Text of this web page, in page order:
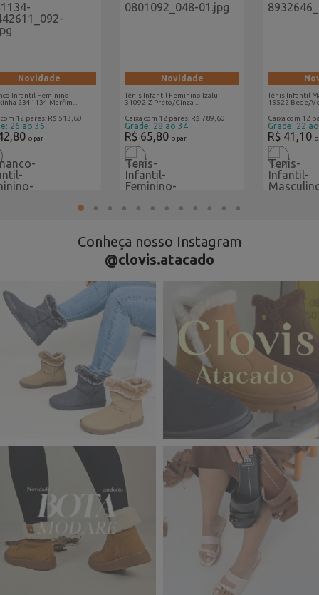
Novidade
Infantil Feminino
2341134 Marfim...
com 12 pares: R$ 513,60
26 ao 36
o par
Novidade
Tênis Infantil Feminino Izalu
31092IZ Preto/Cinza ...
Caixa com 12 pares: R$ 789,60
Grade: 28 ao 34
R$ 65,80 o par
Tênis Infantil
15522 Bege/
Caixa com 12
Grade: 22
R$ 41,10
1 2 3 4 5 6 7 8 9 101112
Conheça nosso Instagram
@clovis.atacado